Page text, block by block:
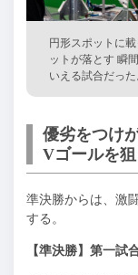
円形スポットに
ットが落とす 瞬
いえる試合だった
優劣をつけ
Vゴールを
準決勝からは、激
する。
【準決勝】第一試